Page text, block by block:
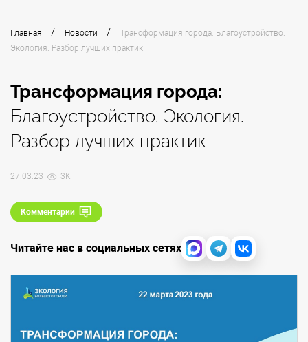
Главная / Новости /
Трансформация города: Благоустройство.
Экология. Разбор лучших практик
Трансформация города:
Благоустройство. Экология.
Разбор лучших практик
27.03.23 3K
Комментарии
Читайте нас в социальных сетях